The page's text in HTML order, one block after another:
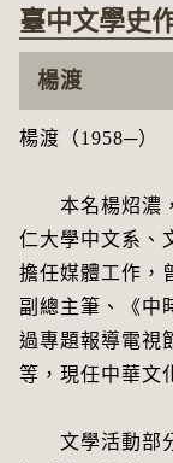
臺中文學史
楊渡
楊渡（1958─）
本名楊炤濃，
仁大學中文系、
擔任媒體工作，
副總主筆、《中
過專題報導電視
等，現任中華文
文學活動部分